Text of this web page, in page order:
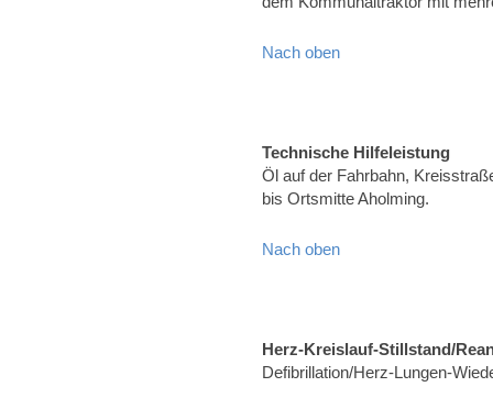
Nach oben
Technische Hilfeleistung
Öl auf der Fahrbahn,
bis Ortsmitte Aholming.
Nach oben
Herz-Kreislauf-Stillstand/
Defibrillation/Herz-Lungen-